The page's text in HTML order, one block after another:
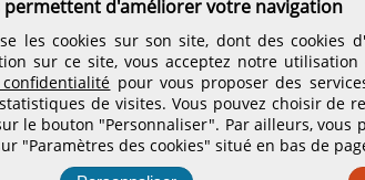
Tous les candidats
Déposer une annonce
Déposer une offre de stage
Nos tarifs
Nos
Retrouvez-nous sur les
permettent d'améliorer votre navigation
les cookies sur son site, dont des cookies
sur ce site, vous acceptez notre utilisation
pour vous proposer des
de visites. Vous pouvez choisir de
le bouton "Personnaliser". Par ailleurs, vous
"Paramètres des cookies" situé en bas de